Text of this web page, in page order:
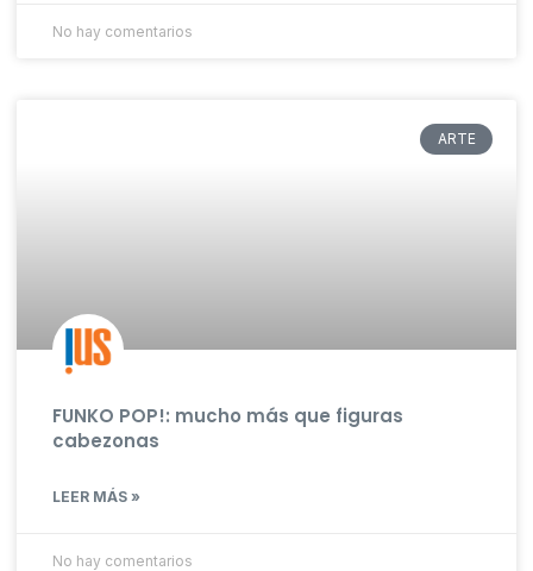
No hay comentarios
ARTE
FUNKO POP!: mucho más que figuras
cabezonas
LEER MÁS »
No hay comentarios